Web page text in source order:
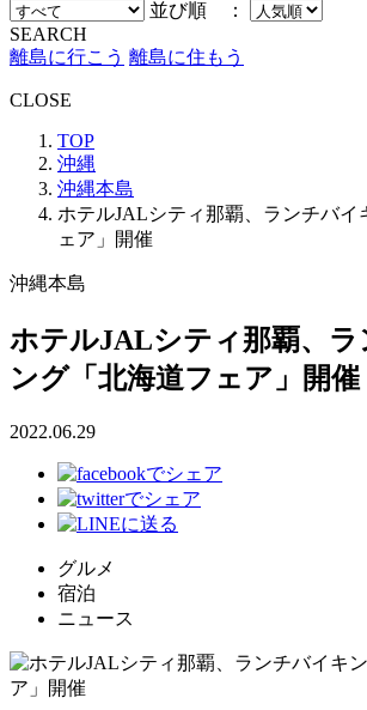
並び順 ：
SEARCH
離島に行こう 離島に住もう
CLOSE
TOP
沖縄
沖縄本島
ホテルJALシティ那覇、ランチバイ
ェア」開催
沖縄本島
ホテルJALシティ那覇、ラ
ング「北海道フェア」開催
2022.06.29
グルメ
宿泊
ニュース